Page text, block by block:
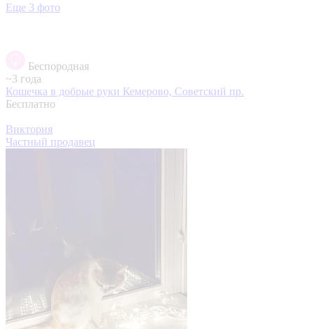
Еще 3 фото
Беспородная
~3 года
Кошечка в добрые руки Кемерово, Советский пр.
Бесплатно
Виктория
Частный продавец